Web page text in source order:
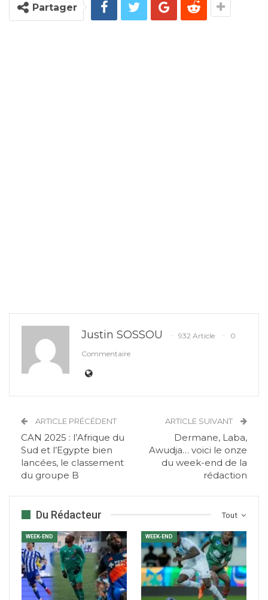
Partager
Justin SOSSOU 932 Article
0
Commentaire
ARTICLE PRÉCÉDENT
CAN 2025 : l’Afrique du
Sud et l’Egypte bien
lancées, le classement
du groupe B
ARTICLE SUIVANT
Dermane, Laba,
Awudja… voici le onze
du week-end de la
rédaction
Tout
Du Rédacteur
WEEK-END WEEK-END